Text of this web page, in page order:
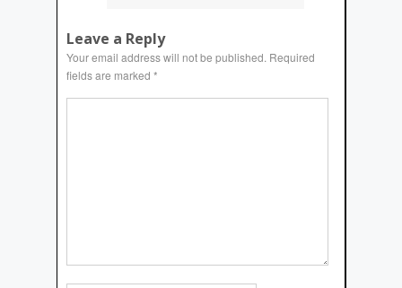
Leave a Reply
Your email address will not be published. Required
fields are marked *